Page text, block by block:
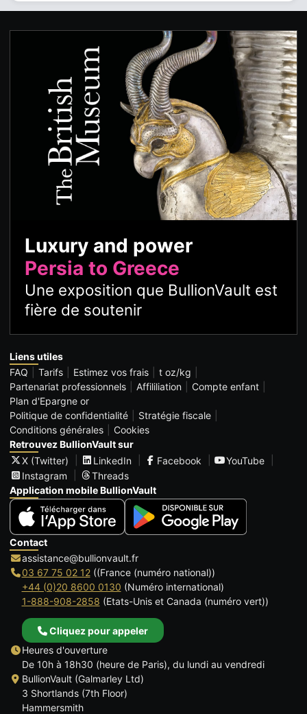
Luxury and power
Persia to Greece
Une exposition que BullionVault est
fière de soutenir
Liens utiles
FAQ
Tarifs Estimez vos frais
t oz/kg
Partenariat professionnels
Affililiation
Compte enfant
Plan d'Epargne or
Politique de confidentialité
Stratégie fiscale
Conditions générales
Cookies
Retrouvez BullionVault sur
X (Twitter)
LinkedIn Facebook
YouTube
Instagram
Threads
Application mobile BullionVault
Contact
assistance@bullionvault.fr
03 67 75 02 12((France (numéro national))
+44 (0)20 8600 0130 (Numéro international)
1-888-908-2858 (Etats-Unis et Canada (numéro vert))
Cliquez pour appeler
Heures d'ouverture
De 10h à 18h30 (heure de Paris), du lundi au vendredi
BullionVault (Galmarley Ltd)
3 Shortlands (7th Floor)
Hammersmith